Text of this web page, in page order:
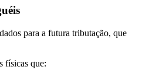
para a futura tributação, que
físicas que: